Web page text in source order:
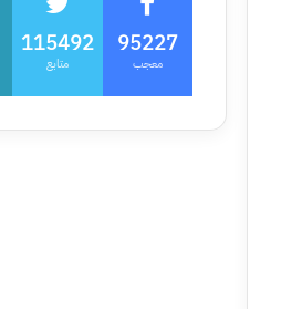
95227
معجب
115492
متابع